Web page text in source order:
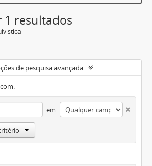
1 resultados
de pesquisa avançada
em